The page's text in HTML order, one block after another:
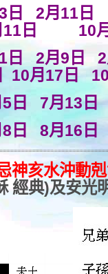
3日 2月11
11日 10
1日 2月9日
10月17日
5日 7月13
8日 8月16
神亥水沖動
經典)及安光